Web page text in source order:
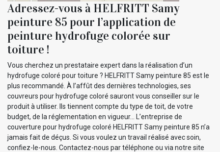
Adressez-vous à HELFRITT Samy
peinture 85 pour l’application de
peinture hydrofuge colorée sur
toiture !
Vous cherchez un prestataire expert dans la réalisation d’un
hydrofuge coloré pour toiture ? HELFRITT Samy peinture 85 est le
plus recommandé. À l’affût des dernières technologies, ses
couvreurs pour hydrofuge coloré sauront vous conseiller sur le
produit à utiliser. Ils tiennent compte du type de toit, de votre
budget, de la réglementation en vigueur… L’entreprise de
couverture pour hydrofuge coloré HELFRITT Samy peinture 85 n’a
jamais fait de déçus. Si vous voulez un travail réalisé avec soin,
confiez-le-nous. Contactez-nous par téléphone ou via notre site